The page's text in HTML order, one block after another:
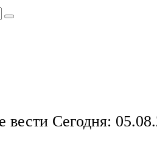
вести Сегодня: